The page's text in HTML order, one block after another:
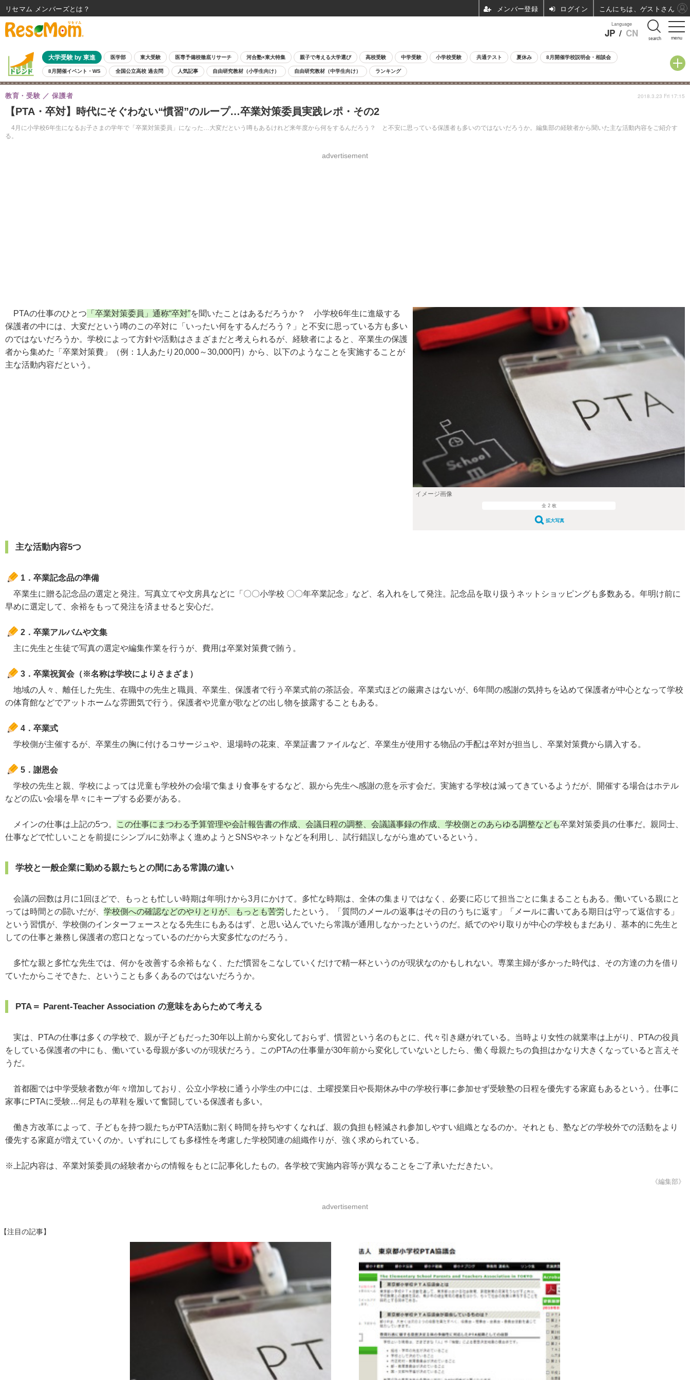
menu
Language
JP / CN search
大学受験 by 東進 医学部 東大受験 医専予備校徹底リサーチ 河合塾×東大特集 親子で考える大学選び 高校受験 中学受験 小学校受験 共通テスト 夏休み 8月開催学校説明会・相談会
8月開催イベント・WS 全国公立高校 過去問 人気記事 自由研究教材（小学生向け） 自由研究教材（中学生向け） ランキング
【PTA・卒対】時代にそぐわない“慣習”のループ…卒業対策委員実践レポ・その2
4月に小学校6年生になるお子さまの学年で「卒業対策委員」になった…大変だという噂もあるけれど来年度から何をするんだろう？ と不安に思っている保護者も多いのではないだろうか。編集部の経験者から聞いた主な活動内容をご紹介す
る。
教育・受験 保護者
advertisement
2018.3.23 Fri 17:15
イメージ画像
全 2 枚
拡大写真
PTAの仕事のひとつ 「卒業対策委員」通称“卒対”を聞いたことはあるだろうか？ 小学校6年生に進級する
保護者の中には、大変だという噂のこの卒対に「いったい何をするんだろう？」と不安に思っている方も多い
のではないだろうか。学校によって方針や活動はさまざまだと考えられるが、経験者によると、卒業生の保護
者から集めた「卒業対策費」（例：1人あたり20,000～30,000円）から、以下のようなことを実施することが
主な活動内容だという。
主な活動内容5つ
1．卒業記念品の準備
卒業生に贈る記念品の選定と発注。写真立てや文房具などに「〇〇小学校 〇〇年卒業記念」など、名入れをして発注。記念品を取り扱うネットショッピングも多数ある。年明け前に
早めに選定して、余裕をもって発注を済ませると安心だ。
2．卒業アルバムや文集
主に先生と生徒で写真の選定や編集作業を行うが、費用は卒業対策費で賄う。
3．卒業祝賀会（※名称は学校によりさまざま）
地域の人々、離任した先生、在職中の先生と職員、卒業生、保護者で行う卒業式前の茶話会。卒業式ほどの厳粛さはないが、6年間の感謝の気持ちを込めて保護者が中心となって学校
の体育館などでアットホームな雰囲気で行う。保護者や児童が歌などの出し物を披露することもある。
4．卒業式
学校側が主催するが、卒業生の胸に付けるコサージュや、退場時の花束、卒業証書ファイルなど、卒業生が使用する物品の手配は卒対が担当し、卒業対策費から購入する。
5．謝恩会
学校の先生と親、学校によっては児童も学校外の会場で集まり食事をするなど、親から先生へ感謝の意を示す会だ。実施する学校は減ってきているようだが、開催する場合はホテル
などの広い会場を早々にキープする必要がある。
メインの仕事は上記の5つ。 この仕事にまつわる予算管理や会計報告書の作成、会議日程の調整、会議議事録の作成、学校側とのあらゆる調整なども卒業対策委員の仕事だ。親同士、
仕事などで忙しいことを前提にシンプルに効率よく進めようとSNSやネットなどを利用し、試行錯誤しながら進めているという。
学校と一般企業に勤める親たちとの間にある常識の違い
会議の回数は月に1回ほどで、もっとも忙しい時期は年明けから3月にかけて。多忙な時期は、全体の集まりではなく、必要に応じて担当ごとに集まることもある。働いている親にと
っては時間との闘いだが、 学校側への確認などのやりとりが、もっとも苦労 したという。「質問のメールの返事はその日のうちに返す」「メールに書いてある期日は守って返信する」
という習慣が、学校側のインターフェースとなる先生にもあるはず、と思い込んでいたら常識が通用しなかったというのだ。紙でのやり取りが中心の学校もまだあり、基本的に先生と
しての仕事と兼務し保護者の窓口となっているのだから大変多忙なのだろう。
多忙な親と多忙な先生では、何かを改善する余裕もなく、ただ慣習をこなしていくだけで精一杯というのが現状なのかもしれない。専業主婦が多かった時代は、その方達の力を借り
ていたからこそできた、ということも多くあるのではないだろうか。
PTA＝ Parent-Teacher Association の意味をあらためて考える
実は、PTAの仕事は多くの学校で、親が子どもだった30年以上前から変化しておらず、慣習という名のもとに、代々引き継がれている。当時より女性の就業率は上がり、PTAの役員
をしている保護者の中にも、働いている母親が多いのが現状だろう。このPTAの仕事量が30年前から変化していないとしたら、働く母親たちの負担はかなり大きくなっていると言えそ
うだ。
首都圏では中学受験者数が年々増加しており、公立小学校に通う小学生の中には、土曜授業日や長期休み中の学校行事に参加せず受験塾の日程を優先する家庭もあるという。仕事に
家事にPTAに受験…何足もの草鞋を履いて奮闘している保護者も多い。
働き方改革によって、子どもを持つ親たちがPTA活動に割く時間を持ちやすくなれば、親の負担も軽減され参加しやすい組織となるのか。それとも、塾などの学校外での活動をより
優先する家庭が増えていくのか。いずれにしても多様性を考慮した学校関連の組織作りが、強く求められている。
※上記内容は、卒業対策委員の経験者からの情報をもとに記事化したもの。各学校で実施内容等が異なることをご了承いただきたい。
《編集部》
advertisement
【注目の記事】
リセマム メンバーズ ログイン こんにちは、ゲストさん